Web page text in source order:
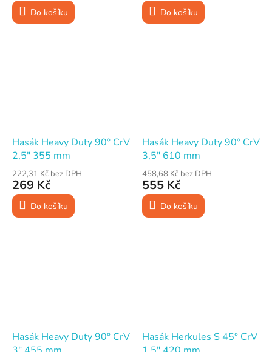
Do košíku Do košíku
Hasák Heavy Duty 90° CrV
2,5" 355 mm
222,31 Kč bez DPH
269 Kč
Do košíku
Hasák Heavy Duty 90° CrV
3,5" 610 mm
458,68 Kč bez DPH
555 Kč
Do košíku
Hasák Heavy Duty 90° CrV
Hasák Herkules S 45° CrV